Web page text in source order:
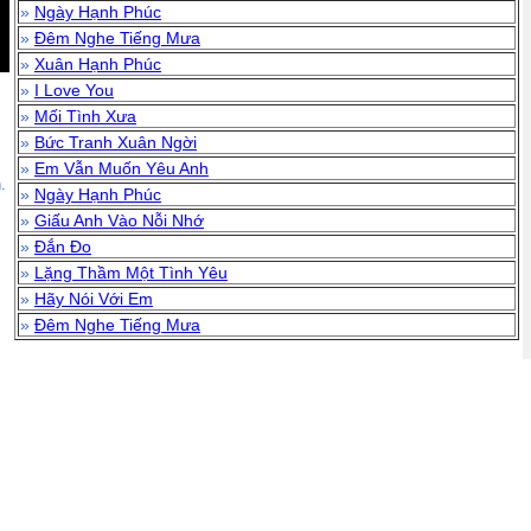
» Ngày Hạnh Phúc
» Đêm Nghe Tiếng Mưa
» Xuân Hạnh Phúc
» I Love You
» Mối Tình Xưa
» Bức Tranh Xuân Ngời
» Em Vẫn Muốn Yêu Anh
» Ngày Hạnh Phúc
» Giấu Anh Vào Nỗi Nhớ
» Đắn Đo
» Lặng Thầm Một Tình Yêu
» Hãy Nói Với Em
» Đêm Nghe Tiếng Mưa